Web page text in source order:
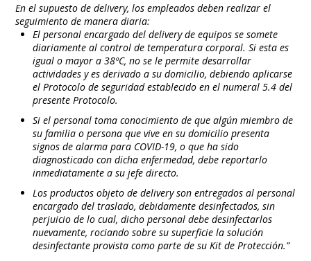
En el supuesto de delivery, los empleados deben realizar el
seguimiento de manera diaria:
El personal encargado del delivery de equipos se somete
diariamente al control de temperatura corporal. Si esta es
igual o mayor a 38ºC, no se le permite desarrollar
actividades y es derivado a su domicilio, debiendo aplicarse
el Protocolo de seguridad establecido en el numeral 5.4 del
presente Protocolo.
Si el personal toma conocimiento de que algún miembro de
su familia o persona que vive en su domicilio presenta
signos de alarma para COVID-19, o que ha sido
diagnosticado con dicha enfermedad, debe reportarlo
inmediatamente a su jefe directo.
Los productos objeto de delivery son entregados al personal
encargado del traslado, debidamente desinfectados, sin
perjuicio de lo cual, dicho personal debe desinfectarlos
nuevamente, rociando sobre su superficie la solución
desinfectante provista como parte de su Kit de Protección.”